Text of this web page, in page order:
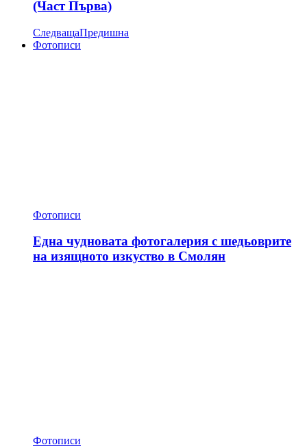
(Част Първа)
СледващаПредишна
Фотописи
Фотописи
Една чудновата фотогалерия с шедьоврите
на изящното изкуство в Смолян
Фотописи